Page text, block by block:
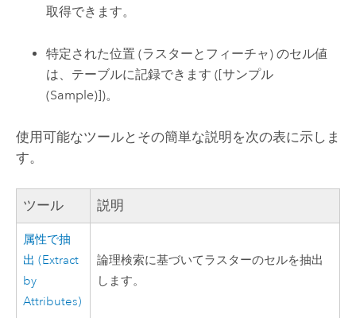
取得できます。
特定された位置 (ラスターとフィーチャ) のセル値
は、テーブルに記録できます ([サンプル
(Sample)])。
使用可能なツールとその簡単な説明を次の表に示しま
す。
ツール 説明
属性で抽
出 (Extract
by
Attributes)
論理検索に基づいてラスターのセルを抽出
します。